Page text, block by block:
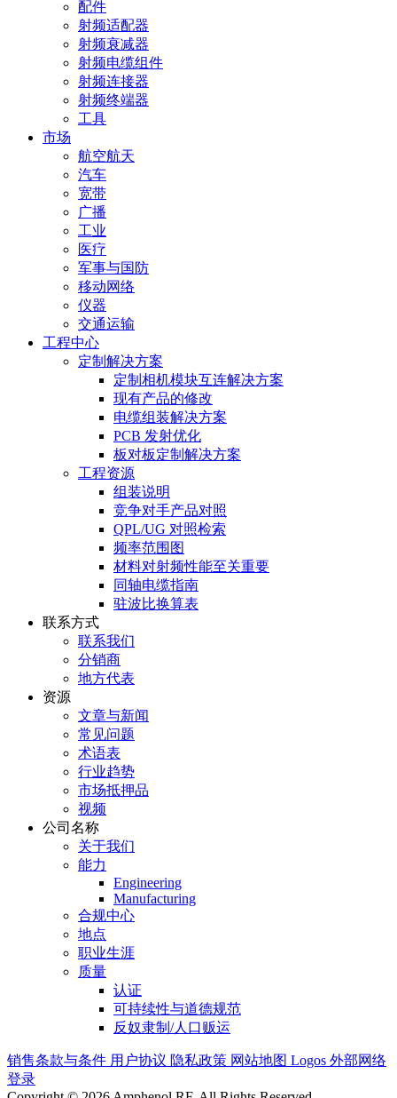
配件
射频适配器
射频衰减器
射频电缆组件
射频连接器
射频终端器
工具
市场
航空航天
汽车
宽带
广播
工业
医疗
军事与国防
移动网络
仪器
交通运输
工程中心
定制解决方案
定制相机模块互连解决方案
现有产品的修改
电缆组装解决方案
PCB 发射优化
板对板定制解决方案
工程资源
组装说明
竞争对手产品对照
QPL/UG 对照检索
频率范围图
材料对射频性能至关重要
同轴电缆指南
驻波比换算表
联系方式
联系我们
分销商
地方代表
资源
文章与新闻
常见问题
术语表
行业趋势
市场抵押品
视频
公司名称
关于我们
能力
Engineering
Manufacturing
合规中心
地点
职业生涯
质量
认证
可持续性与道德规范
反奴隶制/人口贩运
销售条款与条件 用户协议 隐私政策 网站地图 Logos 外部网络
登录